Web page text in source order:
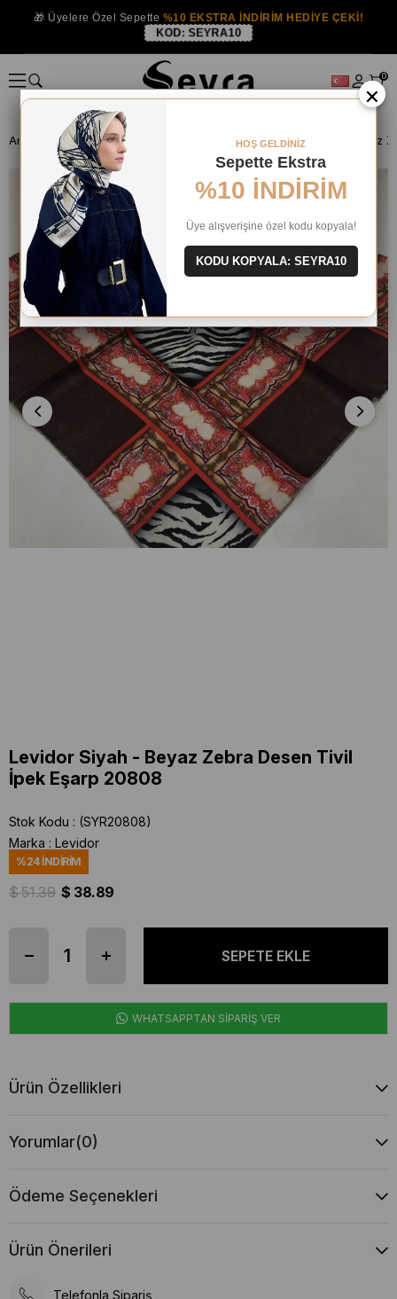
🎁 Üyelere Özel Sepette %10 EKSTRA İNDİRİM HEDİYE ÇEKİ!
KOD: SEYRA10
0
Anasayfa İPEK EŞARP Levidor İpek Eşarp
Levidor Siyah - Beyaz Zebra Desen Tivil
İpek Eşarp 20808
Stok Kodu
(SYR20808)
Marka : Levidor
%24İNDIRIM
$ 51.39 $ 38.89
WHATSAPPTAN SİPARİŞ VER
Ürün Özellikleri
Yorumlar(0)
Ödeme Seçenekleri
Ürün Önerileri
Telefonla Sipariş
×
HOŞ GELDİNİZ
Sepette Ekstra
%10 İNDİRİM
Üye alışverişine özel kodu kopyala!
KODU KOPYALA: SEYRA10